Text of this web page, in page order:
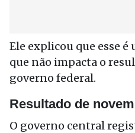
Ele explicou que esse
que não impacta o
governo federal.
Resultado de
O governo central